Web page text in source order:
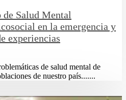
Salud Mental
en la emergencia y
experiencias
de salud mental de
de nuestro país.......